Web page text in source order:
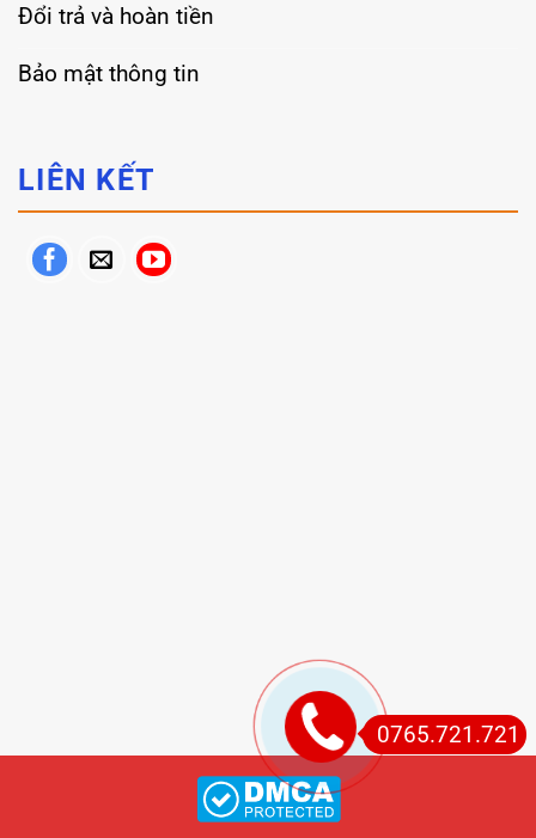
Đổi trả và hoàn tiền
Bảo mật thông tin
LIÊN KẾT
0765.721.721